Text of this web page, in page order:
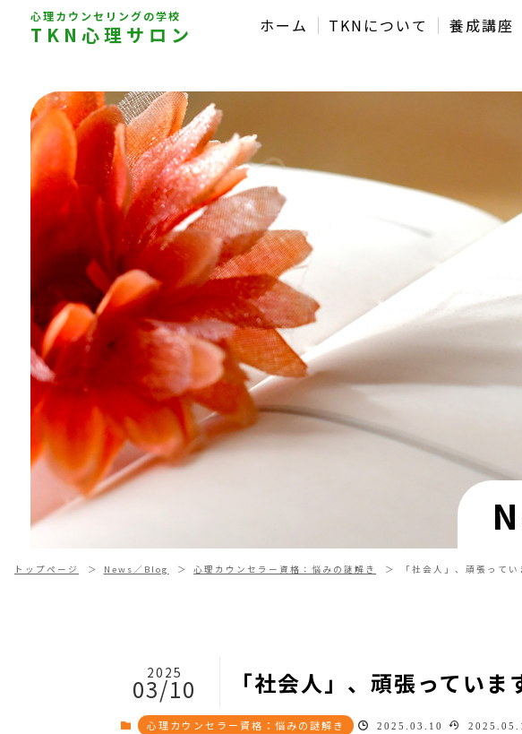
心理カウンセリングの学校
TKN心理サロン ホーム TKNについて 養成講座
トップページ News／Blog 心理カウンセラー資格：悩みの謎解き 「社会人」、頑張って
「社会人」、頑張っていま
2025
03/10
心理カウンセラー資格：悩みの謎解き 2025.03.10